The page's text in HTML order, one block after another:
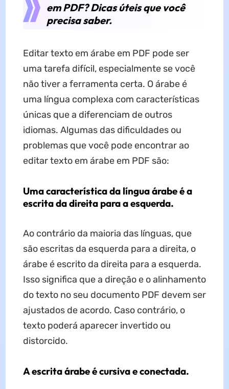
em PDF? Dicas úteis que você
precisa saber.
Editar texto em árabe em PDF pode ser
uma tarefa difícil, especialmente se você
não tiver a ferramenta certa. O árabe é
uma língua complexa com características
únicas que a diferenciam de outros
idiomas. Algumas das dificuldades ou
problemas que você pode encontrar ao
editar texto em árabe em PDF são:
Uma característica da língua árabe é a
escrita da direita para a esquerda.
Ao contrário da maioria das línguas, que
são escritas da esquerda para a direita, o
árabe é escrito da direita para a esquerda.
Isso significa que a direção e o alinhamento
do texto no seu documento PDF devem ser
ajustados de acordo. Caso contrário, o
texto poderá aparecer invertido ou
distorcido.
A escrita árabe é cursiva e conectada.